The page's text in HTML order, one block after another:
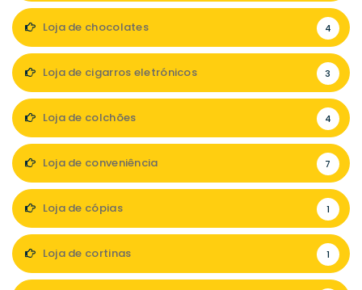
Loja de chocolates 4
Loja de cigarros eletrónicos 3
Loja de colchões 4
Loja de conveniência 7
Loja de cópias 1
Loja de cortinas 1